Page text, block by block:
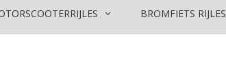
RIJLES BROMFIETS RIJLES